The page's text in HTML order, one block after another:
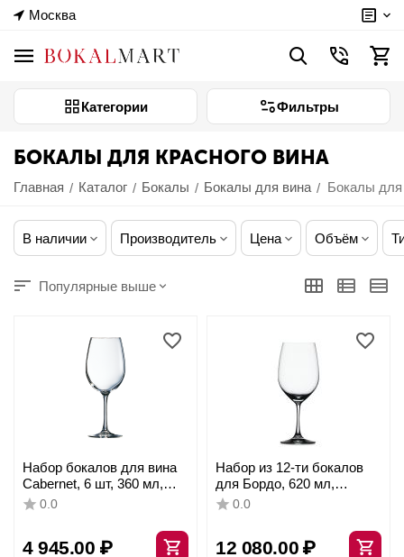
Москва
Категории Фильтры
БОКАЛЫ ДЛЯ КРАСНОГО ВИНА
Главная / Каталог / Бокалы / Бокалы для вина / Бокалы для
В наличии Производитель Цена Объём
Популярные выше
Набор бокалов для вина
Cabernet, 6 шт, 360 мл,
D67/80 мм, H200 мм,
0.0
4 945.00 ₽
Набор из 12-ти бокалов
для Бордо, 620 мл,
бессвинцовый хрусталь,
0.0
12 080.00 ₽